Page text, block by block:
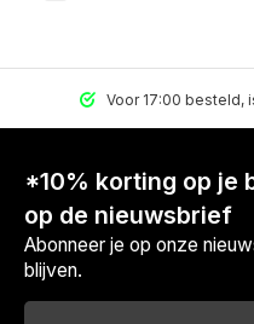
Voor 17:00 besteld,
*10% korting op je
op de nieuwsbrief
Abonneer je op onze
blijven.